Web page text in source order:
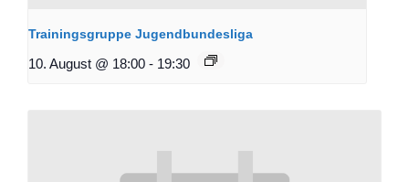
Trainingsgruppe Jugendbundesliga
10. August @ 18:00 - 19:30